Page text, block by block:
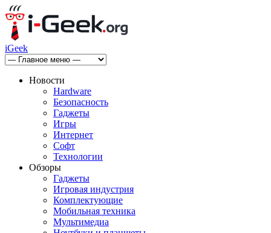
iGeek
Новости
Hardware
Безопасность
Гаджеты
Игры
Интернет
Софт
Технологии
Обзоры
Гаджеты
Игровая индустрия
Комплектующие
Мобильная техника
Мультимедиа